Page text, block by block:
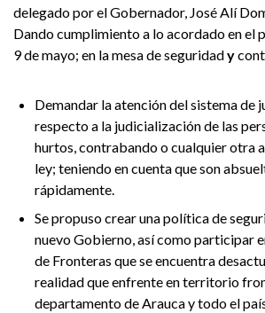
delegado por el Gobernador, José Alí
Dando cumplimiento a lo acordado en el
9 de mayo; en la mesa de seguridady
Demandar la atención del sistema de
respecto a la judicialización de las
hurtos, contrabando o cualquier otra
ley; teniendo en cuenta que son
rápidamente.
Se propuso crear una política de
nuevo Gobierno, así como participar
de Fronteras que se encuentra
realidad que enfrente en territorio
departamento de Arauca y todo el